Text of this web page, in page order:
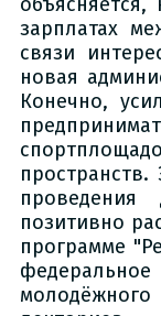
зарплатах
связи
новая
Конечно,
позитивно
программе